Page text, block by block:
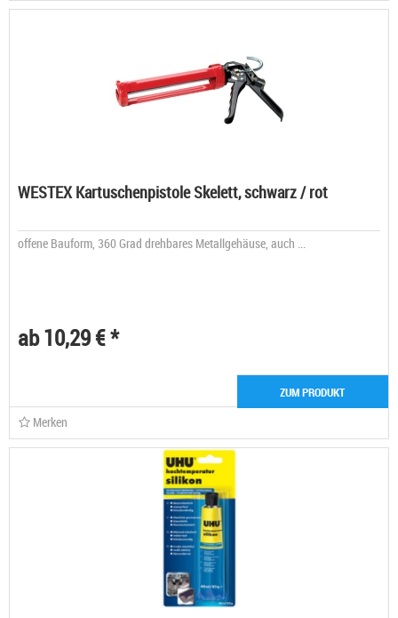
WESTEX Kartuschenpistole Skelett, schwarz / rot
offene Bauform, 360 Grad drehbares Metallgehäuse, auch ...
ab 10,29 € *
ZUM PRODUKT
Merken